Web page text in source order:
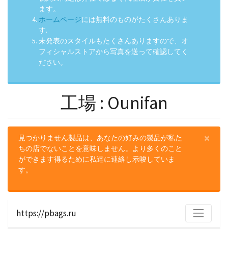
ます。
ホームページには無料のものがたくさんありま
す.
未発表のスタイルもたくさんありますので、オ
フィシャルストアから写真を送って確認してく
ださい。
工場 : Ounifan
×
見つかりません製品は、あなたの好みの製品が私た
ちの店でないことを意味しません。より多くのこと
ができます得るために私達に連絡し示唆していま
す。
https://pbags.ru